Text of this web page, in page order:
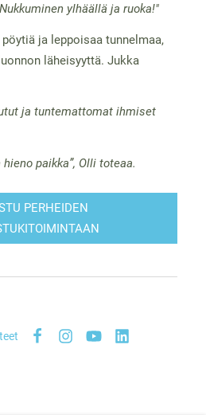
ylhäällä ja ruoka!"
ja leppoisaa tunnelmaa,
läheisyyttä. Jukka
ja tuntemattomat ihmiset
paikka”, Olli toteaa.
PERHEIDEN